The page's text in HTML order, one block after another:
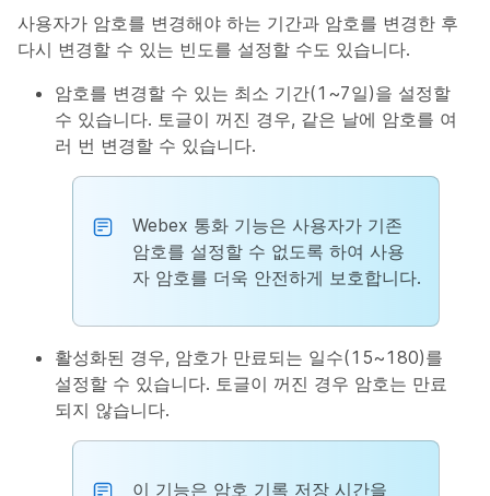
사용자가 암호를 변경해야 하는 기간과 암호를 변경한 후
다시 변경할 수 있는 빈도를 설정할 수도 있습니다.
암호를 변경할 수 있는 최소 기간(1~7일)을 설정할
수 있습니다. 토글이 꺼진 경우, 같은 날에 암호를 여
러 번 변경할 수 있습니다.
Webex 통화 기능은 사용자가 기존
암호를 설정할 수 없도록 하여 사용
자 암호를 더욱 안전하게 보호합니다.
활성화된 경우, 암호가 만료되는 일수(15~180)를
설정할 수 있습니다. 토글이 꺼진 경우 암호는 만료
되지 않습니다.
이 기능은 암호 기록 저장 시간을